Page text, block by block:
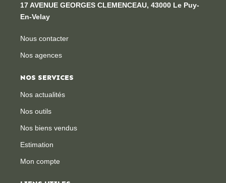
17 AVENUE GEORGES CLEMENCEAU, 43000 Le Puy-
En-Velay
Nous contacter
Nos agences
NOS SERVICES
Nos actualités
Nos outils
Nos biens vendus
Estimation
Mon compte